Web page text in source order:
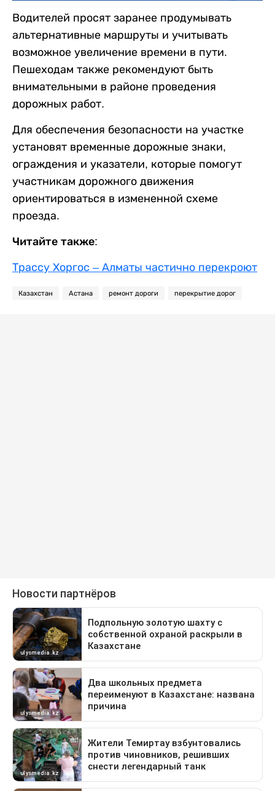
Водителей просят заранее продумывать
альтернативные маршруты и учитывать
возможное увеличение времени в пути.
Пешеходам также рекомендуют быть
внимательными в районе проведения
дорожных работ.
Для обеспечения безопасности на участке
установят временные дорожные знаки,
ограждения и указатели, которые помогут
участникам дорожного движения
ориентироваться в измененной схеме
проезда.
Читайте также:
Трассу Хоргос – Алматы частично перекроют
Казахстан Астана ремонт дороги перекрытие дорог